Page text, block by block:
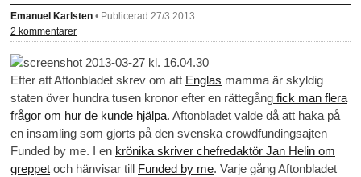
Emanuel Karlsten • Publicerad 27/3 2013
2 kommentarer
Efter att Aftonbladet skrev om att Englas mamma är skyldig
staten över hundra tusen kronor efter en rättegång fick man flera
frågor om hur de kunde hjälpa. Aftonbladet valde då att haka på
en insamling som gjorts på den svenska crowdfundingsajten
Funded by me. I en krönika skriver chefredaktör Jan Helin om
greppet och hänvisar till Funded by me. Varje gång Aftonbladet